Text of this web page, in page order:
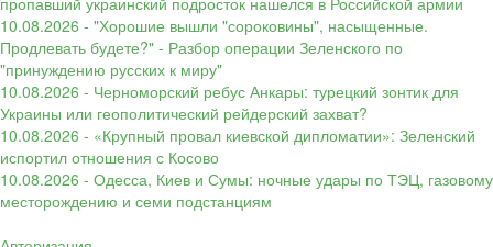
10.08.2026 - "Хорошие вышли "сороковины", насыщенные.
Продлевать будете?" - Разбор операции Зеленского по
"принуждению русских к миру"
10.08.2026 - Черноморский ребус Анкары: турецкий зонтик для
Украины или геополитический рейдерский захват?
10.08.2026 - «Крупный провал киевской дипломатии»: Зеленский
испортил отношения с Косово
10.08.2026 - Одесса, Киев и Сумы: ночные удары по ТЭЦ, газовому
месторождению и семи подстанциям